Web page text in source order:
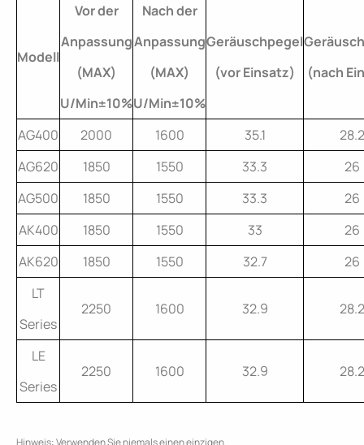
Modell
Vor der
Anpassung
(MAX)
U/Min±10%
Nach der
Anpassung
(MAX)
U/Min±10%
Geräuschpegel
(vor Einsatz)
(nach
AG400 2000 1600 35.1
28.2
AG620
1850 1550 33.3
26
AG500
1850 1550 33.3
26
AK400
1850 1550 33
26
AK620
1850 1550 32.7
26
LT
Series
2250 1600 32.9 28.2
LE
Series
2250 1600 32.9 28.2
Hinweis: Verwenden Sie niemals einen einzigen